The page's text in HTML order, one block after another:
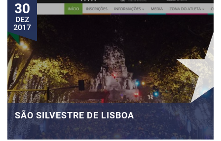
30
DEZ
2017
SÃO SILVESTRE DE LISBOA